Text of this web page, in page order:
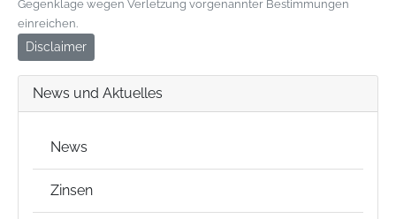
Gegenklage wegen Verletzung vorgenannter Bestimmungen
einreichen.
Disclaimer
News und Aktuelles
News
Zinsen